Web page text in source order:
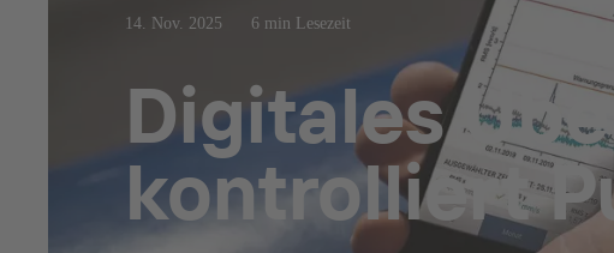
14. Nov. 2025 6 min Lesezeit
Digitales
kontrolliert